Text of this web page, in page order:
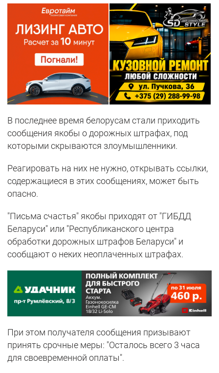
В последнее время белорусам стали приходить
сообщения якобы о дорожных штрафах, под
которыми скрываются злоумышленники.
Реагировать на них не нужно, открывать ссылки,
содержащиеся в этих сообщениях, может быть
опасно.
"Письма счастья" якобы приходят от "ГИБДД
Беларуси" или "Республиканского центра
обработки дорожных штрафов Беларуси" и
сообщают о неких неоплаченных штрафах.
При этом получателя сообщения призывают
принять срочные меры: "Осталось всего 3 часа
для своевременной оплаты".